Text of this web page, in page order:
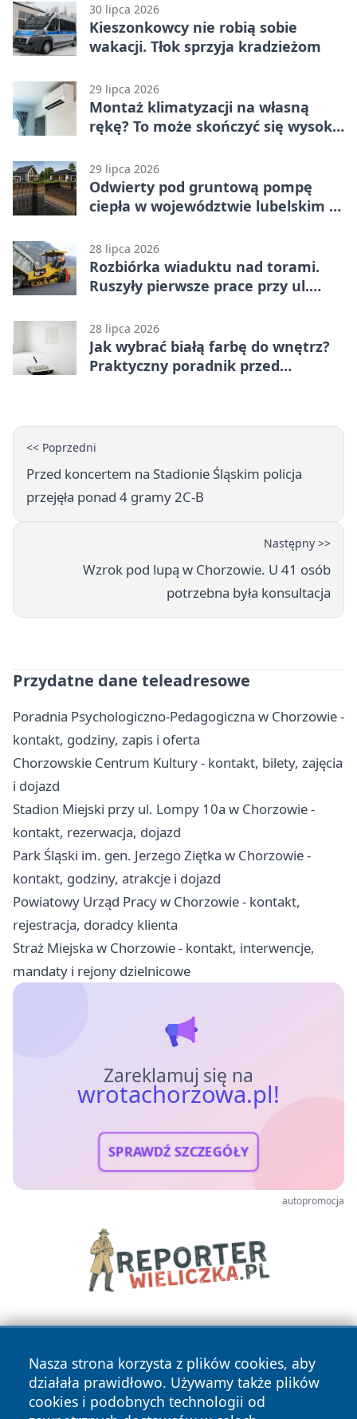
30 lipca 2026
Kieszonkowcy nie robią sobie
wakacji. Tłok sprzyja kradzieżom
29 lipca 2026
Montaż klimatyzacji na własną
rękę? To może skończyć się wysoką
29 lipca 2026
Odwierty pod gruntową pompę
ciepła w województwie lubelskim -
28 lipca 2026
Rozbiórka wiaduktu nad torami.
Ruszyły pierwsze prace przy ul.
28 lipca 2026
Jak wybrać białą farbę do wnętrz?
Praktyczny poradnik przed
<< Poprzedni
Przed koncertem na Stadionie Śląskim policja
przejęła ponad 4 gramy 2C-B
Następny >>
Wzrok pod lupą w Chorzowie. U 41 osób
potrzebna była konsultacja
Przydatne dane teleadresowe
Poradnia Psychologiczno-Pedagogiczna w Chorzowie -
kontakt, godziny, zapis i oferta
Chorzowskie Centrum Kultury - kontakt, bilety, zajęcia
i dojazd
Stadion Miejski przy ul. Lompy 10a w Chorzowie -
kontakt, rezerwacja, dojazd
Park Śląski im. gen. Jerzego Ziętka w Chorzowie -
kontakt, godziny, atrakcje i dojazd
Powiatowy Urząd Pracy w Chorzowie - kontakt,
rejestracja, doradcy klienta
Straż Miejska w Chorzowie - kontakt, interwencje,
mandaty i rejony dzielnicowe
Zareklamuj się na
wrotachorzowa.pl!
SPRAWDŹ SZCZEGÓŁY
autopromocja
Nasza strona korzysta z plików cookies, aby
działała prawidłowo. Używamy także plików
cookies i podobnych technologii od